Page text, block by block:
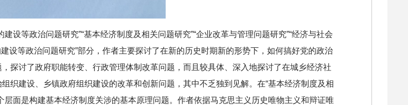
建设等政治问题研究”“基本经济制度及相关问题研究”“企业改革与管理问题研究”“经济与社会
建设等政治问题研究”部分，作者主要探讨了在新的历史时期新的形势下，如何搞好党的政治
探讨了政府职能转变、行政管理体制改革问题，而且较具体、深入地探讨了在城乡经济社
织建设、乡镇政府组织建设的改革和创新问题，其中不乏独到见解。在“基本经济制度及相
面是构建基本经济制度关涉的基本原理问题。作者依据马克思主义历史唯物主义和辩证唯